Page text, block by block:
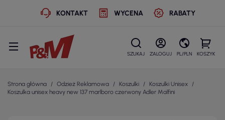
KONTAKT WYCENA RABATY
SZUKAJ ZALOGUJ PL/PLN KOSZYK
Strona główna Odzież Reklamowa Koszulki
Koszulki Unisex
Koszulka unisex heavy new 137 marlboro czerwony Adler Malfini